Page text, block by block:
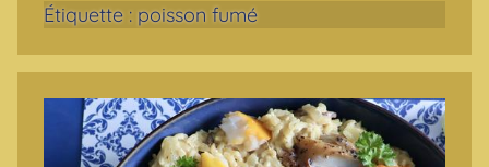
Étiquette : poisson fumé